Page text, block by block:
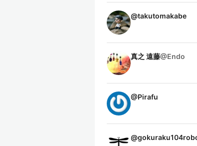
@takutomakabe
真之 遠藤@Endo
@Pirafu
@